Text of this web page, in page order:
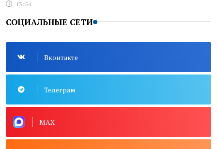
13:54
СОЦИАЛЬНЫЕ СЕТИ
Вконтакте
Телеграм
MAX